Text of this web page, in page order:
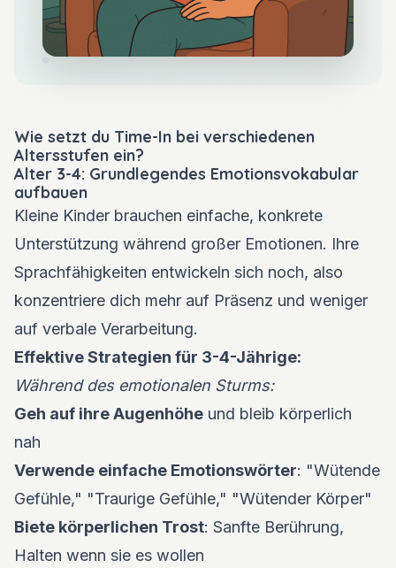
Wie setzt du Time-In bei verschiedenen
Altersstufen ein?
Alter 3-4: Grundlegendes Emotionsvokabular
aufbauen
Kleine Kinder brauchen einfache, konkrete
Unterstützung während großer Emotionen. Ihre
Sprachfähigkeiten entwickeln sich noch, also
konzentriere dich mehr auf Präsenz und weniger
auf verbale Verarbeitung.
Effektive Strategien für 3-4-Jährige:
Während des emotionalen Sturms:
Geh auf ihre Augenhöhe und bleib körperlich
nah
Verwende einfache Emotionswörter: "Wütende
Gefühle," "Traurige Gefühle," "Wütender Körper"
Biete körperlichen Trost: Sanfte Berührung,
Halten wenn sie es wollen